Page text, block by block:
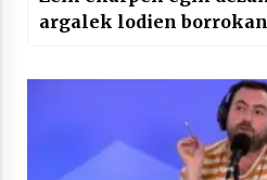
argalek lodien